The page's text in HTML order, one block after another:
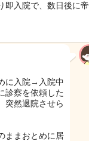
即入院で、数日後に帝
に入院→入院中
診察を依頼した
突然退院させら
ままおとめに居